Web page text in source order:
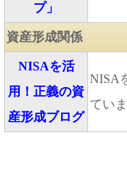
プ」
資産形成関係
NISAを活
用！正義の資
産形成ブログ
NISA
ていま